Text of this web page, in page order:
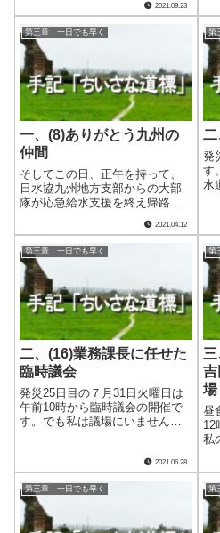
翌４日の午後０時45分から執り
行うことを決定し、報道各社に
向け一斉にニュースリリースで
配信しました。この日の三間通
水式から間髪.....
2021.09.23
伝
第三章 一日でも早く
一、(8)ありがとう九州の
仲間
そしてこの日、正午を持って、
日水協九州地方支部からの大部
隊が応急給水支援を終え帰路に
つきました。遠方からの長期に
わたる支援に感謝し航路を含む
長い道中の無事を祈りました。
いずれ必ずお礼に伺うことを心
に誓いながら。 ありがとう、
九州の仲間！ そ.....
2021.04.12
第
二
発
す
水
急
も
第三章 一日でも早く
二、(16)業務課長に任せた
臨時議会
発災25日目の７月31日火曜日は
午前10時から臨時議会の開催で
す。でも私は議場にいません。
せ、柿原のとある病院にいまし
通院予定日がこの日だったので
す。その頃の.....
2021.06.28
第
吉
場
昼
12
私
ュ
可
リ
第三章 一日でも早く 第